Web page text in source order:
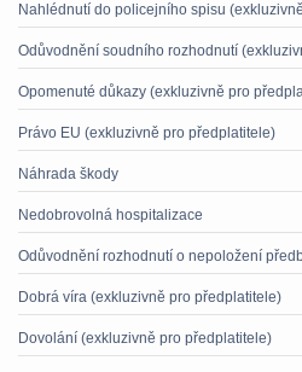
Nahlédnutí do policejního spisu
Odůvodnění soudního rozhodnutí
Opomenuté důkazy (exkluzivně pro
Právo EU (exkluzivně pro předplatitele)
Náhrada škody
Nedobrovolná hospitalizace
Odůvodnění rozhodnutí o nepoložení
Dobrá víra (exkluzivně pro předplatitele)
Dovolání (exkluzivně pro předplatitele)